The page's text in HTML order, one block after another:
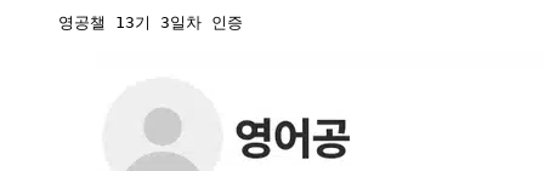
영공챌 13기 3일차 인증